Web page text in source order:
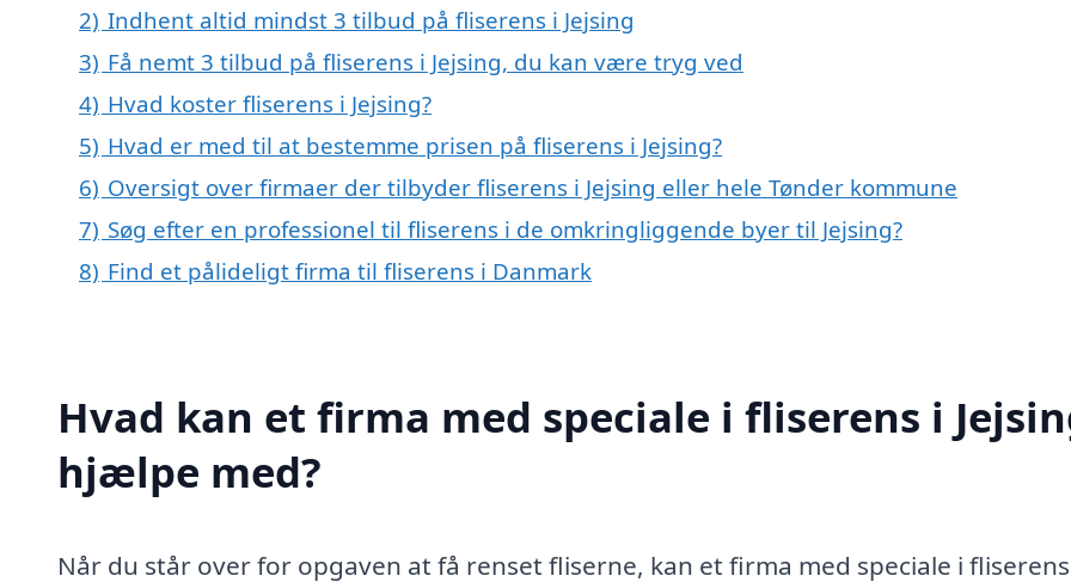
2) Indhent altid mindst 3 tilbud på fliserens i Jejsing
3) Få nemt 3 tilbud på fliserens i Jejsing, du kan være tryg ved
4) Hvad koster fliserens i Jejsing?
5) Hvad er med til at bestemme prisen på fliserens i Jejsing?
6) Oversigt over firmaer der tilbyder fliserens i Jejsing eller hele Tønder kommune
7) Søg efter en professionel til fliserens i de omkringliggende byer til Jejsing?
8) Find et pålideligt firma til fliserens i Danmark
Hvad kan et firma med speciale i fliserens i
hjælpe med?
Når du står over for opgaven at få renset fliserne, kan et firma med speciale i